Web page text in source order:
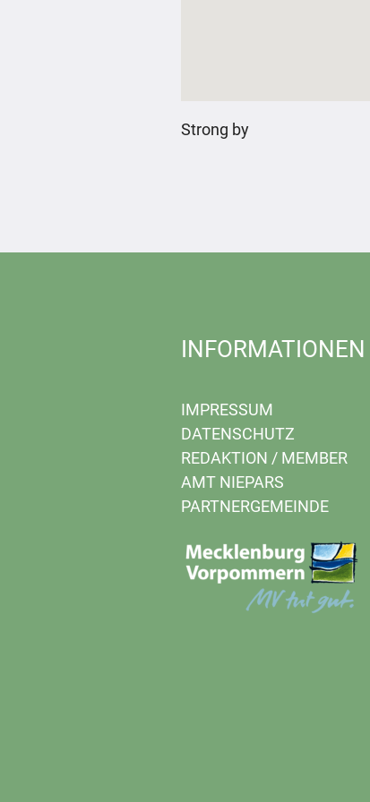
Strong by
INFORMATIONEN
IMPRESSUM
DATENSCHUTZ
REDAKTION / MEMBER
AMT NIEPARS
PARTNERGEMEINDE